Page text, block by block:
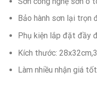
Bảo hành sơn lại trọn
Phụ kiện lắp đặt đầy
Kích thước:
Làm nhiều nhận giá